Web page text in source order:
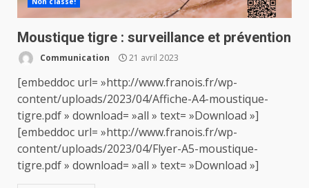
Moustique tigre : surveillance et prévention
Communication 21 avril 2023
[embeddoc url= »http://www.franois.fr/wp-
content/uploads/2023/04/Affiche-A4-moustique-
tigre.pdf » download= »all » text= »Download »]
[embeddoc url= »http://www.franois.fr/wp-
content/uploads/2023/04/Flyer-A5-moustique-
tigre.pdf » download= »all » text= »Download »]